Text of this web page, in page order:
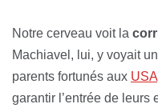
Notre cerveau voit la
Machiavel, lui, y voyait
parents fortunés aux USA
garantir l’entrée de leurs